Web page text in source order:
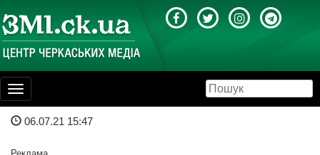
Toggle
navigation
06.07.21 15:47